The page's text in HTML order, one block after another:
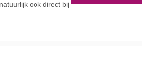
ook direct bij